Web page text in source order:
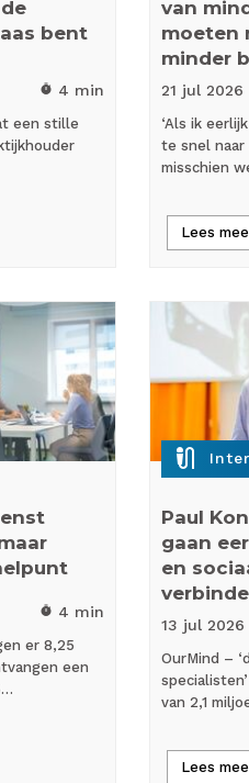
bent
timer 4 min
een stille
van
moeten
minder
21 jul 2026
‘Als ik
te snel naar
misschien
Lees
timer 4 min
er 8,25
een
mic_external_on
Paul
gaan
en
13 jul 2026
OurMind –
van 2,1
Lees